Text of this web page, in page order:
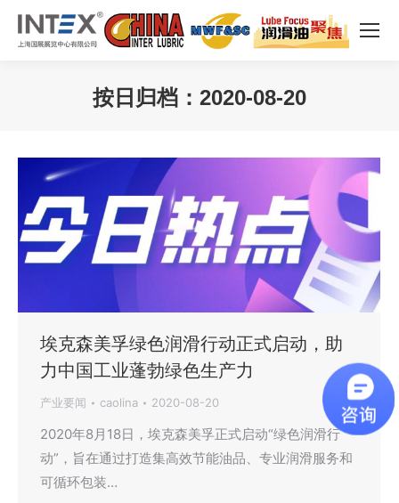
按日归档： 2020-08-20
埃克森美孚绿色润滑行动正式启动，助
力中国工业蓬勃绿色生产力
产业要闻 caolina 2020-08-20
2020年8月18日，埃克森美孚正式启动“绿色润滑行
动”，旨在通过打造集高效节能油品、专业润滑服务和
可循环包装…